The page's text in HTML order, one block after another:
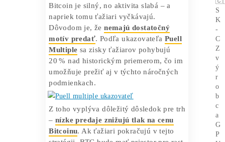
Zaujímavé je, že napriek týmto
nepriaznivým podmienkam
svoje Bitcoiny nepredávajú. Podľa dát
CryptoQuant klesol
tok BTC na burzy
na mesačné minimum 795,5 BTC.
Znamená to, že ťažiari sa rozhodli BTC
radšej držať, než predávať pod cenou.
Historicky platilo, že ťažiari predávali,
keď ceny rástli a aktivita na sieti bola
vysoká. Dnes je situácia opačná –